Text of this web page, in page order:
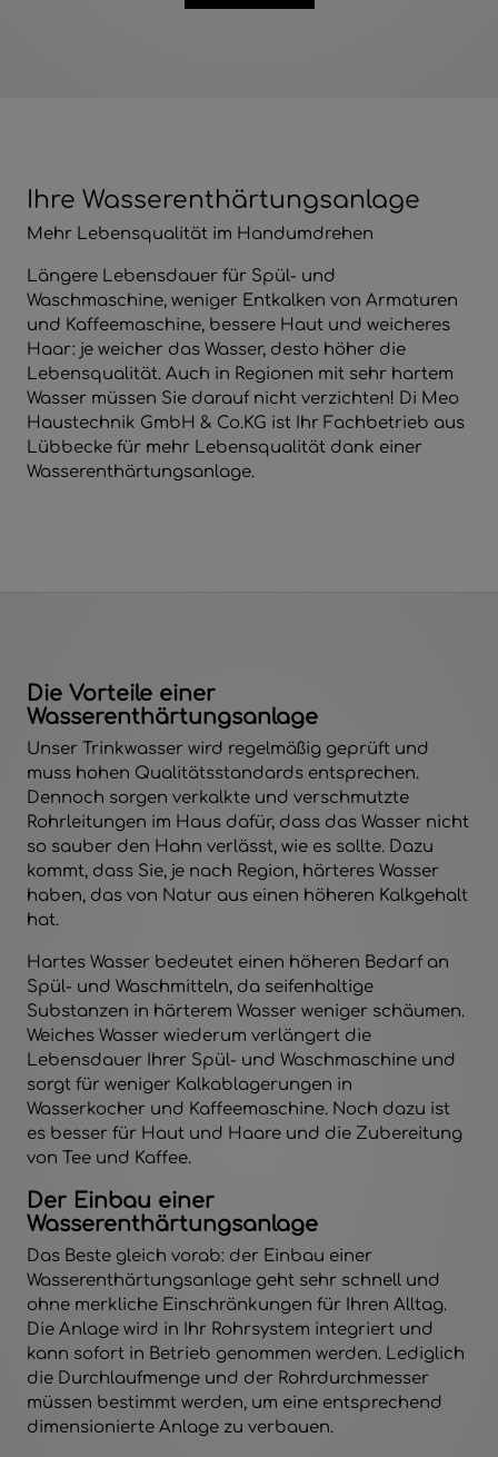
Ihre Wasserenthärtungsanlage
Mehr Lebensqualität im Handumdrehen
Längere Lebensdauer für Spül- und
Waschmaschine, weniger Entkalken von Armaturen
und Kaffeemaschine, bessere Haut und weicheres
Haar: je weicher das Wasser, desto höher die
Lebensqualität. Auch in Regionen mit sehr hartem
Wasser müssen Sie darauf nicht verzichten! Di Meo
Haustechnik GmbH & Co.KG ist Ihr Fachbetrieb aus
Lübbecke für mehr Lebensqualität dank einer
Wasserenthärtungsanlage.
Die Vorteile einer
Wasserenthärtungsanlage
Unser Trinkwasser wird regelmäßig geprüft und
muss hohen Qualitätsstandards entsprechen.
Dennoch sorgen verkalkte und verschmutzte
Rohrleitungen im Haus dafür, dass das Wasser nicht
so sauber den Hahn verlässt, wie es sollte. Dazu
kommt, dass Sie, je nach Region, härteres Wasser
haben, das von Natur aus einen höheren Kalkgehalt
hat.
Hartes Wasser bedeutet einen höheren Bedarf an
Spül- und Waschmitteln, da seifenhaltige
Substanzen in härterem Wasser weniger schäumen.
Weiches Wasser wiederum verlängert die
Lebensdauer Ihrer Spül- und Waschmaschine und
sorgt für weniger Kalkablagerungen in
Wasserkocher und Kaffeemaschine. Noch dazu ist
es besser für Haut und Haare und die Zubereitung
von Tee und Kaffee.
Der Einbau einer
Wasserenthärtungsanlage
Das Beste gleich vorab: der Einbau einer
Wasserenthärtungsanlage geht sehr schnell und
ohne merkliche Einschränkungen für Ihren Alltag.
Die Anlage wird in Ihr Rohrsystem integriert und
kann sofort in Betrieb genommen werden. Lediglich
die Durchlaufmenge und der Rohrdurchmesser
müssen bestimmt werden, um eine entsprechend
dimensionierte Anlage zu verbauen.